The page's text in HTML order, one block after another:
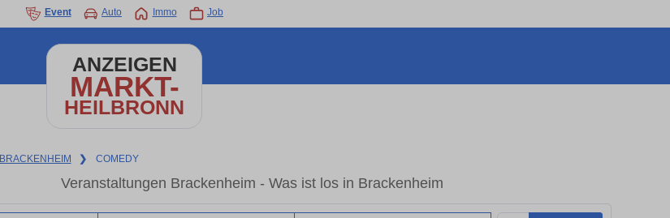
Event Auto Immo Job
ANZEIGEN
MARKT-
HEILBRONN
BRACKENHEIM ❯ COMEDY
Veranstaltungen Brackenheim - Was ist los in Brackenheim